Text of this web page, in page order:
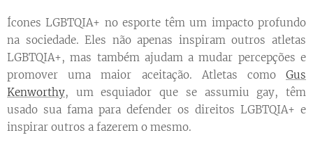
Ícones LGBTQIA+ no esporte têm um impacto profundo
na sociedade. Eles não apenas inspiram outros atletas
LGBTQIA+, mas também ajudam a mudar percepções e
promover uma maior aceitação. Atletas como Gus
Kenworthy, um esquiador que se assumiu gay, têm
usado sua fama para defender os direitos LGBTQIA+ e
inspirar outros a fazerem o mesmo.